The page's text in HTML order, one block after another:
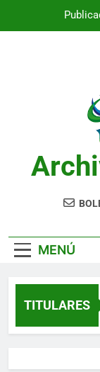
MENÚ
TITULARES
Notificación por
2 Años Atrás